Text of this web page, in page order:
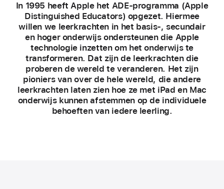
In 1995 heeft Apple het ADE-programma (Apple
Distinguished Educators) opgezet. Hiermee
willen we leerkrachten in het basis-, secundair
en hoger onderwijs ondersteunen die Apple
technologie inzetten om het onderwijs te
transformeren. Dat zijn de leerkrachten die
proberen de wereld te veranderen. Het zijn
pioniers van over de hele wereld, die andere
leerkrachten laten zien hoe ze met iPad en Mac
onderwijs kunnen afstemmen op de individuele
behoeften van iedere leerling.